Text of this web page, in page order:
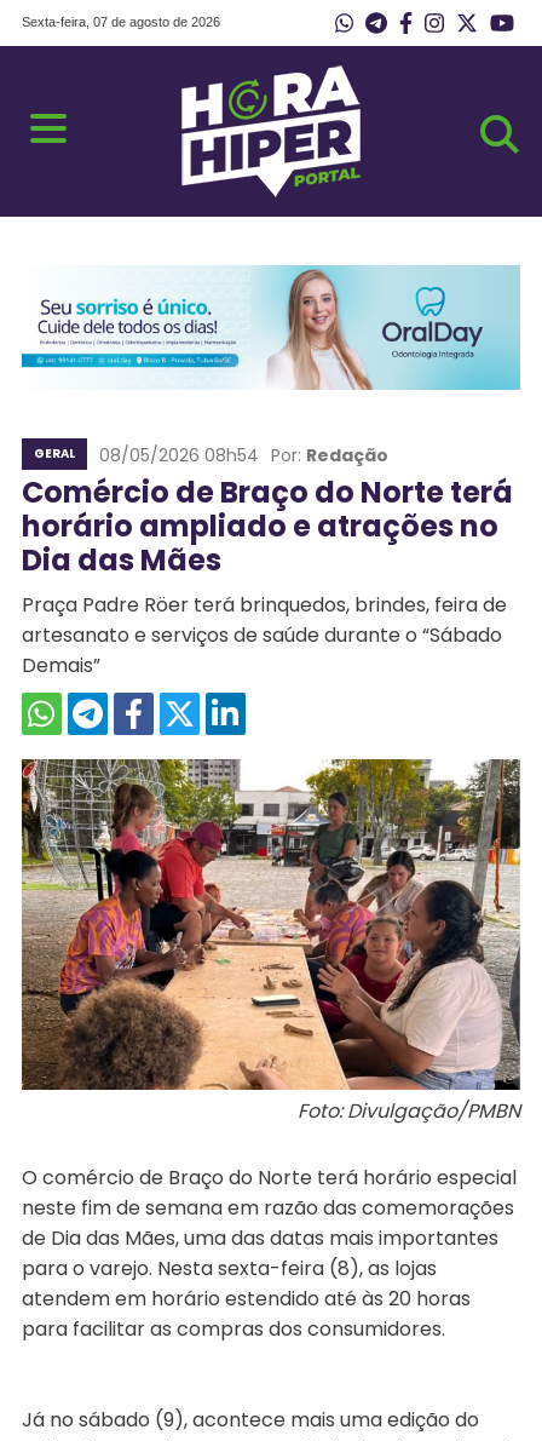
Sexta-feira, 07 de agosto de 2026
GERAL 08/05/2026 08h54 Por: Redação
Comércio de Braço do Norte terá
horário ampliado e atrações no
Dia das Mães
Praça Padre Röer terá brinquedos, brindes, feira de
artesanato e serviços de saúde durante o “Sábado
Demais”
Foto: Divulgação/PMBN
O comércio de Braço do Norte terá horário especial
neste fim de semana em razão das comemorações
de Dia das Mães, uma das datas mais importantes
para o varejo. Nesta sexta-feira (8), as lojas
atendem em horário estendido até às 20 horas
para facilitar as compras dos consumidores.
Já no sábado (9), acontece mais uma edição do